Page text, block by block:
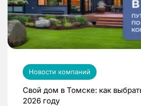
Новости компаний
Свой дом в Томске: как
2026 году